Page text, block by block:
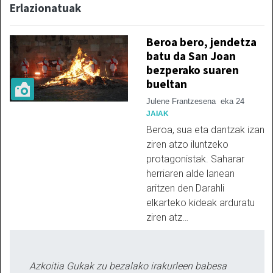
Erlazionatuak
Beroa bero, jendetza
batu da San Joan
bezperako suaren
bueltan
Julene Frantzesena eka 24
JAIAK
Beroa, sua eta dantzak izan
ziren atzo iluntzeko
protagonistak. Saharar
herriaren alde lanean
aritzen den Darahli
elkarteko kideak arduratu
ziren atz…
Azkoitia Gukak zu bezalako irakurleen babesa